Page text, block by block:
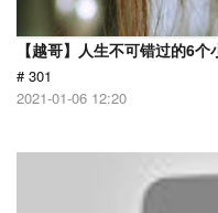
【越哥】人生不可错过的6
# 301
2021-01-06 12:20